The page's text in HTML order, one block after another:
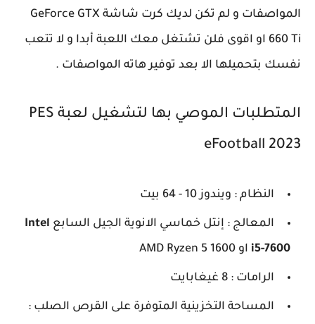
المواصفات و لم تكن لديك كرت شاشة GeForce GTX
660 Ti او اقوى فلن تشتغل معك اللعبة أبدا و لا تتعب
نفسك بتحميلها الا بعد توفير هاته المواصفات .
المتطلبات الموصي بها لتشغيل لعبة PES
eFootball 2023
النظام : ويندوز 10 - 64 بيت
المعالج : إنتل خماسي الانوية الجيل السابع Intel
i5-7600 او AMD Ryzen 5 1600
الرامات : 8 غيغابايت
المساحة التخزينية المتوفرة على القرص الصلب :